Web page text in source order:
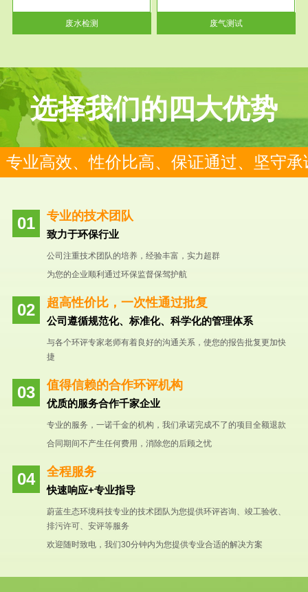
废水检测
包括...
废气测试
选择我们的四大优势
专业高效、性价比高、保证通过、坚守承
专业的技术团队
致力于环保行业
公司注重技术团队的培养，经验丰富，实力超群
为您的企业顺利通过环保监督保驾护航
超高性价比，一次性通过批复
公司遵循规范化、标准化、科学化的管理体系
与各个环评专家老师有着良好的沟通关系，使您的报告批复更加快
捷
值得信赖的合作环评机构
优质的服务合作千家企业
专业的服务，一诺千金的机构，我们承诺完成不了的项目全额退款
合同期间不产生任何费用，消除您的后顾之忧
全程服务
快速响应+专业指导
蔚蓝生态环境科技专业的技术团队为您提供环评咨询、竣工验收、
排污许可、安评等服务
欢迎随时致电，我们30分钟内为您提供专业合适的解决方案